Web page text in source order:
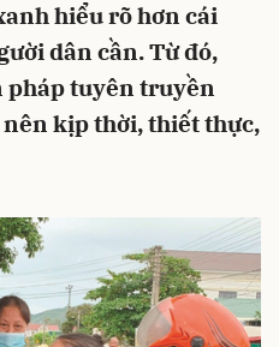
hiểu rõ hơn cái
dân cần. Từ đó,
pháp tuyên truyền
kịp thời, thiết thực,